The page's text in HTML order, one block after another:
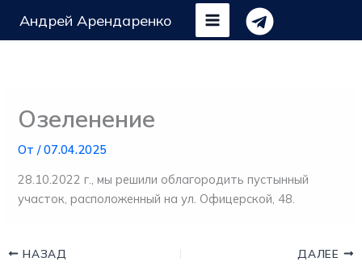
Андрей Арендаренко
Озеленение
От/07.04.2025
28.10.2022 г., мы решили облагородить пустынный
участок, расположенный на ул. Офицерской, 48.
НАЗАД ДАЛЕЕ